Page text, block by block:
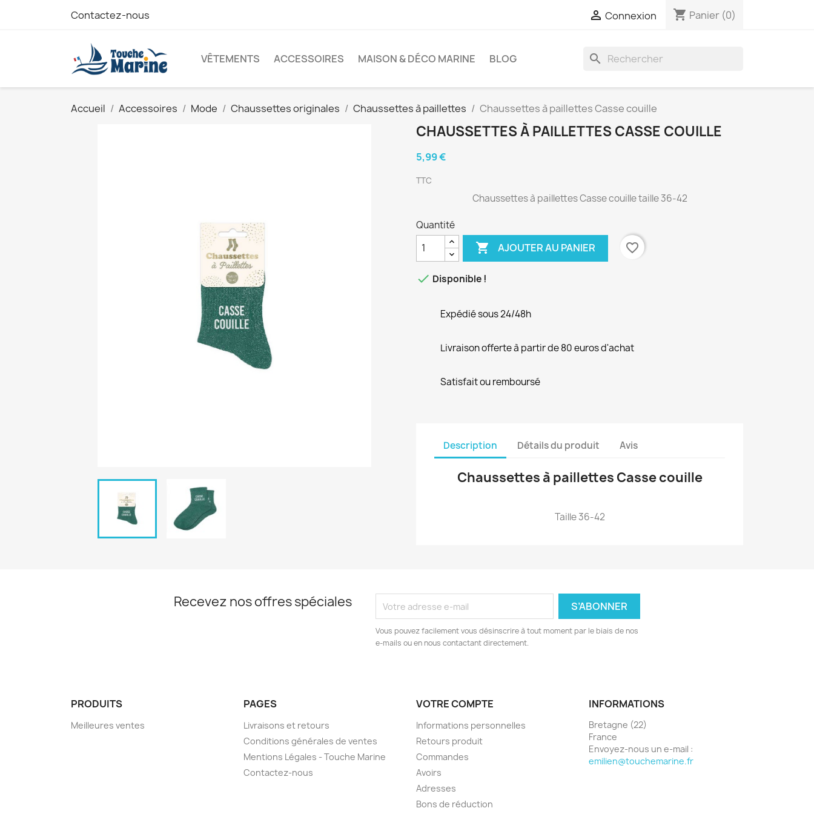
Contactez-nous  Connexion shopping_cart Panier (0)
VÊTEMENTS ACCESSOIRES MAISON & DÉCO MARINE BLOG search
Accueil Accessoires Mode Chaussettes originales Chaussettes à paillettes Chaussettes à paillettes Casse couille
CHAUSSETTES À PAILLETTES CASSE COUILLE
5,99 €
TTC
Chaussettes à paillettes Casse couille taille 36-42
Quantité
 AJOUTER AU PANIER favorite_border
 Disponible !
Expédié sous 24/48h
Livraison offerte à partir de 80 euros d'achat
Satisfait ou remboursé
Description Détails du produit Avis
Chaussettes à paillettes Casse couille
Taille 36-42
Recevez nos offres spéciales
Vous pouvez facilement vous désinscrire à tout moment par le biais de nos
e-mails ou en nous contactant directement.
PRODUITS
Meilleures ventes
PAGES
Livraisons et retours
Conditions générales de ventes
Mentions Légales - Touche Marine
Contactez-nous
VOTRE COMPTE
Informations personnelles
Retours produit
Commandes
Avoirs
Adresses
Bons de réduction
INFORMATIONS
Bretagne (22)
France
Envoyez-nous un e-mail :
emilien@touchemarine.fr